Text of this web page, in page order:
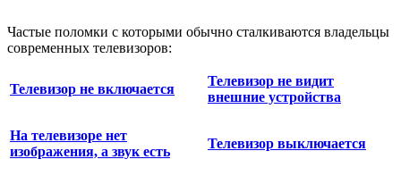
Частые поломки с которыми обычно сталкиваются владельцы
современных телевизоров:
Телевизор не включается
Телевизор не видит
внешние устройства
На телевизоре нет
изображения, а звук есть
Телевизор выключается